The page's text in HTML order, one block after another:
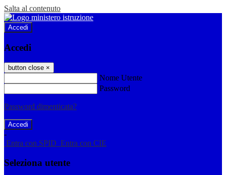
Salta al contenuto
Accedi
Accedi
button close ×
Nome Utente
Password
Password dimenticata?
-
Entra con SPID Entra con CIE
Seleziona utente